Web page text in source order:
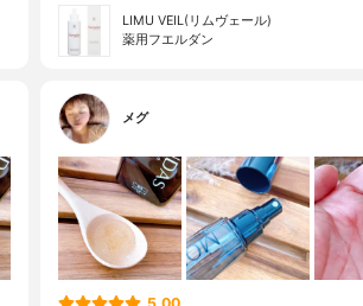
LIMU VEIL(リムヴェール)
薬用フエルダン
メグ